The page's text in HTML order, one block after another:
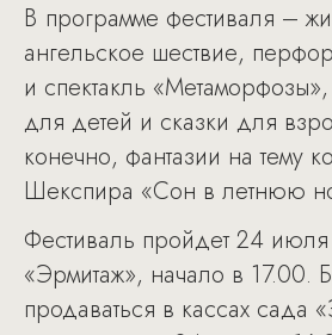
В программе фестиваля –
ангельское шествие,
и спектакль «Метаморфозы»,
для детей и сказки для
конечно, фантазии на тему
Шекспира «Сон в летнюю
Фестиваль пройдет 24
«Эрмитаж», начало в 17.00.
продаваться в кассах сада